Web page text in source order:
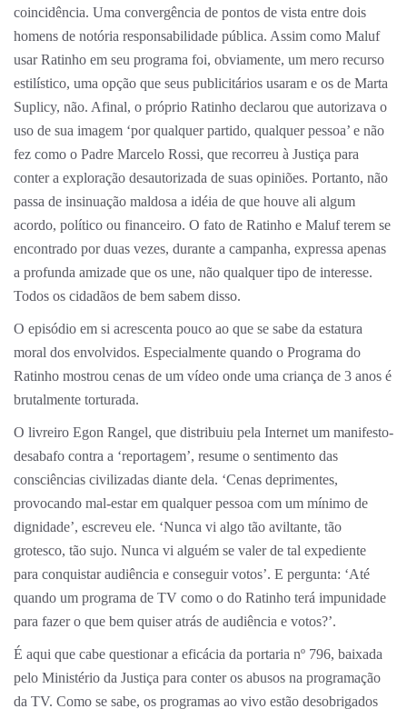
coincidência. Uma convergência de pontos de vista entre dois
homens de notória responsabilidade pública. Assim como Maluf
usar Ratinho em seu programa foi, obviamente, um mero recurso
estilístico, uma opção que seus publicitários usaram e os de Marta
Suplicy, não. Afinal, o próprio Ratinho declarou que autorizava o
uso de sua imagem ‘por qualquer partido, qualquer pessoa’ e não
fez como o Padre Marcelo Rossi, que recorreu à Justiça para
conter a exploração desautorizada de suas opiniões. Portanto, não
passa de insinuação maldosa a idéia de que houve ali algum
acordo, político ou financeiro. O fato de Ratinho e Maluf terem se
encontrado por duas vezes, durante a campanha, expressa apenas
a profunda amizade que os une, não qualquer tipo de interesse.
Todos os cidadãos de bem sabem disso.
O episódio em si acrescenta pouco ao que se sabe da estatura
moral dos envolvidos. Especialmente quando o Programa do
Ratinho mostrou cenas de um vídeo onde uma criança de 3 anos é
brutalmente torturada.
O livreiro Egon Rangel, que distribuiu pela Internet um manifesto-
desabafo contra a ‘reportagem’, resume o sentimento das
consciências civilizadas diante dela. ‘Cenas deprimentes,
provocando mal-estar em qualquer pessoa com um mínimo de
dignidade’, escreveu ele. ‘Nunca vi algo tão aviltante, tão
grotesco, tão sujo. Nunca vi alguém se valer de tal expediente
para conquistar audiência e conseguir votos’. E pergunta: ‘Até
quando um programa de TV como o do Ratinho terá impunidade
para fazer o que bem quiser atrás de audiência e votos?’.
É aqui que cabe questionar a eficácia da portaria nº 796, baixada
pelo Ministério da Justiça para conter os abusos na programação
da TV. Como se sabe, os programas ao vivo estão desobrigados